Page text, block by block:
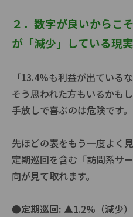
２．数字が良いからこ
が「減少」している現実
「13.4%も利益が出ている
そう思われた方もいるかも
手放しで喜ぶのは危険です。
先ほどの表をもう一度よく
定期巡回を含む「訪問系サ
向が見て取れます。
●定期巡回: ▲1.2%（減少）